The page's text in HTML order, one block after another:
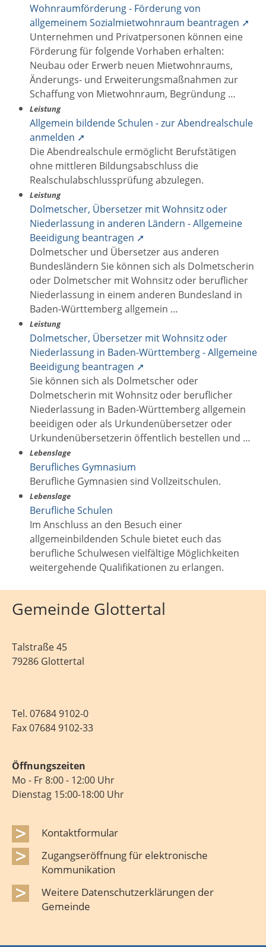
Wohnraumförderung - Förderung von
allgemeinem Sozialmietwohnraum beantragen ➚
Unternehmen und Privatpersonen können eine
Förderung für folgende Vorhaben erhalten:
Neubau oder Erwerb neuen Mietwohnraums,
Änderungs- und Erweiterungsmaßnahmen zur
Schaffung von Mietwohnraum, Begründung …
Leistung
Allgemein bildende Schulen - zur Abendrealschule
anmelden ➚
Die Abendrealschule ermöglicht Berufstätigen
ohne mittleren Bildungsabschluss die
Realschulabschlussprüfung abzulegen.
Leistung
Dolmetscher, Übersetzer mit Wohnsitz oder
Niederlassung in anderen Ländern - Allgemeine
Beeidigung beantragen ➚
Dolmetscher und Übersetzer aus anderen
Bundesländern Sie können sich als Dolmetscherin
oder Dolmetscher mit Wohnsitz oder beruflicher
Niederlassung in einem anderen Bundesland in
Baden-Württemberg allgemein …
Leistung
Dolmetscher, Übersetzer mit Wohnsitz oder
Niederlassung in Baden-Württemberg - Allgemeine
Beeidigung beantragen ➚
Sie können sich als Dolmetscher oder
Dolmetscherin mit Wohnsitz oder beruflicher
Niederlassung in Baden-Württemberg allgemein
beeidigen oder als Urkundenübersetzer oder
Urkundenübersetzerin öffentlich bestellen und …
Lebenslage
Berufliches Gymnasium
Berufliche Gymnasien sind Vollzeitschulen.
Lebenslage
Berufliche Schulen
Im Anschluss an den Besuch einer
allgemeinbildenden Schule bietet euch das
berufliche Schulwesen vielfältige Möglichkeiten
weitergehende Qualifikationen zu erlangen.
Gemeinde Glottertal
Talstraße 45
79286 Glottertal
Tel. 07684 9102-0
Fax 07684 9102-33
Öffnungszeiten
Mo - Fr 8:00 - 12:00 Uhr
Dienstag 15:00-18:00 Uhr
Kontaktformular
Zugangseröffnung für elektronische
Kommunikation
Weitere Datenschutzerklärungen der
Gemeinde